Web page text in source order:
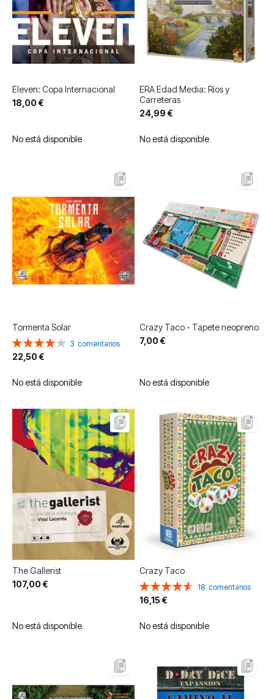
Eleven: Copa Internacional
18,00 €
No está disponible
ERA Edad Media: Ríos y
Carreteras
24,99 €
No está disponible
Tormenta Solar
Valoración:
80%
3 comentarios
22,50 €
No está disponible
Crazy Taco - Tapete neopreno
7,00 €
No está disponible
The Gallerist
107,00 €
No está disponible
Crazy Taco
Valoración:
92%
18 comentarios
16,15 €
No está disponible